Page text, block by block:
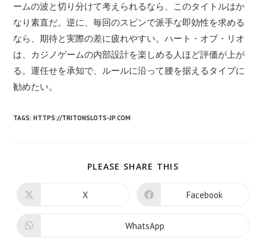
ームの波と切り分けて考えられるなら、このタイトルはか
なり素直だ。逆に、毎回のスピンで派手な即効性を求める
なら、期待と実際の差に疲れやすい。ハート・オブ・リオ
は、カジノゲームの内部設計を楽しめる人ほど評価が上が
る。運任せを承知で、ルールに沿って腰を据えるタイプに
勧めたい。
TAGS:HTTPS://TRITONSLOTS-JP.COM
PLEASE SHARE THIS
X Facebook
WhatsApp